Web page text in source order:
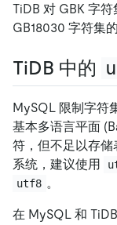
TiDB 对 GBK 字
GB18030 字符集
TiDB 中的
MySQL 限制字符
基本多语言平面
符，但不足以存
系统，建议使用
utf8 。
在 MySQL 和 TiDB